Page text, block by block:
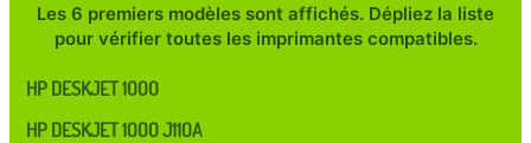
Les 6 premiers modèles sont affichés. Dépliez la liste
pour vérifier toutes les imprimantes compatibles.
HP DESKJET 1000
HP DESKJET 1000 J110A